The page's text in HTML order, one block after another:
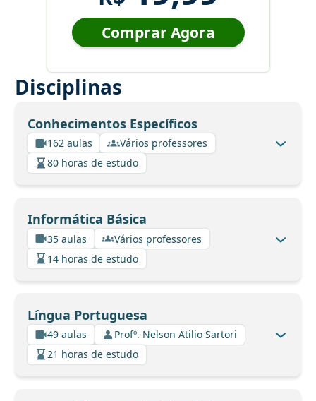
Comprar Agora
Disciplinas
Conhecimentos Específicos
162 aulas
Vários professores
80 horas de estudo
Informática Básica
35 aulas
Vários professores
14 horas de estudo
Língua Portuguesa
49 aulas
Profº. Nelson Atilio Sartori
21 horas de estudo